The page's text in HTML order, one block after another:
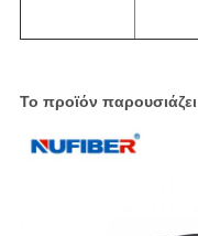
Το προϊόν παρουσιάζει